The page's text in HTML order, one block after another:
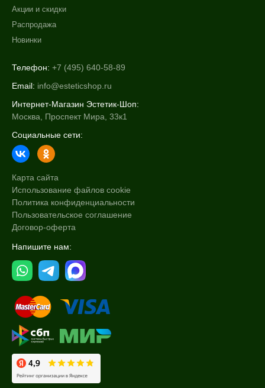
Акции и скидки
Распродажа
Новинки
Телефон: +7 (495) 640-58-89
Email: info@esteticshop.ru
Интернет-Магазин Эстетик-Шоп:
Москва, Проспект Мира, 33к1
Социальные сети:
Карта сайта
Использование файлов cookie
Политика конфиденциальности
Пользовательское соглашение
Договор-оферта
Напишите нам: